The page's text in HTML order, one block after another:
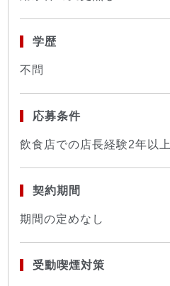
学歴
不問
応募条件
飲食店での店長経験2年以上
契約期間
期間の定めなし
受動喫煙対策